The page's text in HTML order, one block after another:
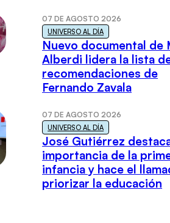
07 DE AGOSTO 2026
UNIVERSO AL DÍA
Nuevo documental de
Alberdi lidera la lista
recomendaciones de
Fernando Zavala
07 DE AGOSTO 2026
UNIVERSO AL DÍA
José Gutiérrez
importancia de la
infancia y hace el
priorizar la educación